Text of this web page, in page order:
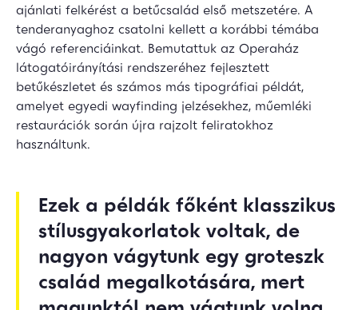
ajánlati felkérést a betűcsalád első metszetére. A
tenderanyaghoz csatolni kellett a korábbi témába
vágó referenciáinkat. Bemutattuk az Operaház
látogatóirányítási rendszeréhez fejlesztett
betűkészletet és számos más tipográfiai példát,
amelyet egyedi wayfinding jelzésekhez, műemléki
restaurációk során újra rajzolt feliratokhoz
használtunk.
Ezek a példák főként klasszikus
stílusgyakorlatok voltak, de
nagyon vágytunk egy groteszk
család megalkotására, mert